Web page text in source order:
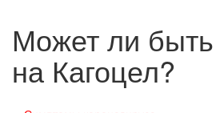
Может ли
на Кагоцел?